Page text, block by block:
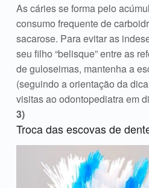
As cáries se forma pelo
consumo frequente de
sacarose. Para evitar as
seu filho “belisque” entre as
de guloseimas, mantenha a
(seguindo a orientação da
visitas ao odontopediatra em
Troca das escovas de